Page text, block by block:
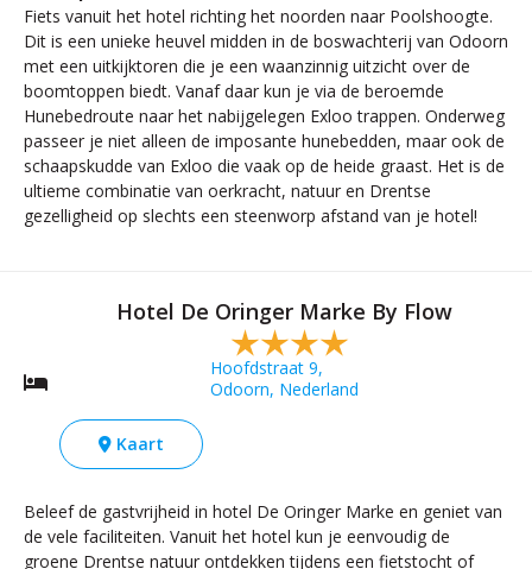
Fiets vanuit het hotel richting het noorden naar Poolshoogte.
Dit is een unieke heuvel midden in de boswachterij van Odoorn
met een uitkijktoren die je een waanzinnig uitzicht over de
boomtoppen biedt. Vanaf daar kun je via de beroemde
Hunebedroute naar het nabijgelegen Exloo trappen. Onderweg
passeer je niet alleen de imposante hunebedden, maar ook de
schaapskudde van Exloo die vaak op de heide graast. Het is de
ultieme combinatie van oerkracht, natuur en Drentse
gezelligheid op slechts een steenworp afstand van je hotel!
Hotel De Oringer Marke By Flow
Hoofdstraat 9,
Odoorn, Nederland
Kaart
Beleef de gastvrijheid in hotel De Oringer Marke en geniet van
de vele faciliteiten. Vanuit het hotel kun je eenvoudig de
groene Drentse natuur ontdekken tijdens een fietstocht of